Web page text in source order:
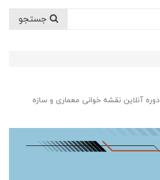
جستجو
دوره آنلاین نقشه خوانی معماری و سازه